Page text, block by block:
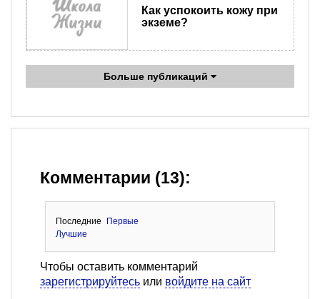
Как успокоить кожу при
экземе?
Больше публикаций
Комментарии (13):
Последние
Первые
Лучшие
Чтобы оставить комментарий
зарегистрируйтесь или войдите на сайт